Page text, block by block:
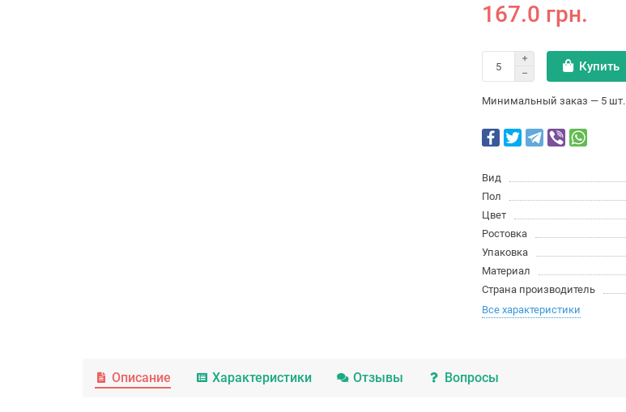
167.0 грн.
Купить
Минимальный заказ — 5 шт.
Вид
Пол
Цвет
Ростовка
Упаковка
Материал
Страна производитель
Все характеристики
Описание Характеристики Отзывы Вопросы